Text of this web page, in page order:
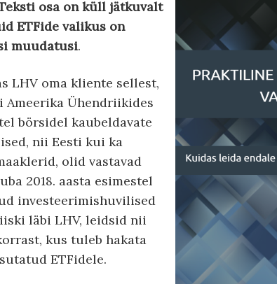
osa on küll jätkuvalt
ETFide valikus on
muudatusi.
LHV oma kliente sellest,
Ameerika Ühendriikides
börsidel kaubeldavate
nii Eesti kui ka
olid vastavad
2018. aasta esimestel
investeerimishuvilised
läbi LHV, leidsid nii
kus tuleb hakata
ETFidele.